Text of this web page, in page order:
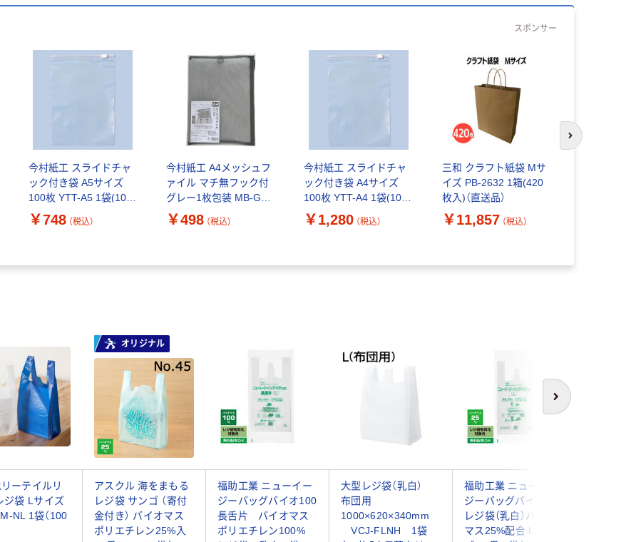
スポンサー
今村紙工 スライドチャ
ック付き袋 A5サイズ
100枚 YTT-A5 1袋(100
枚入)
￥748 （税込）
今村紙工 A4メッシュフ
ァイル マチ無フック付
グレー1枚包装 MB-GA4
1袋(1枚)
￥498 （税込）
今村紙工 スライドチャ
ック付き袋 A4サイズ
100枚 YTT-A4 1袋(100
枚入)
￥1,280 （税込）
三和 クラフト紙袋 Mサ
イズ PB-2632 1箱(420
枚入)（直送品）
￥11,857 （税込）
次のスライド
次へ
オリジナル
ーテイルリ
ジ袋 Lサイズ
NL 1袋（100
アスクル 海をまもる
レジ袋 サンゴ （寄付
金付き） バイオマス
ポリエチレン25%入
福助工業 ニューイー
ジーバッグバイオ100
長舌片 バイオマス
ポリエチレン100%
大型レジ袋（乳白）
布団用
1000×620×340mm
VCJ-FLNH 1袋
福助工業 ニューイー
ジーバッグバイオ25
レジ袋（乳白）バイオ
マス25%配合 Lサイ